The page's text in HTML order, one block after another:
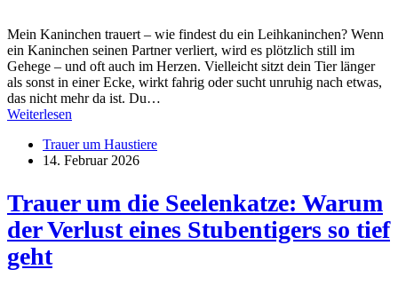
Mein Kaninchen trauert – wie findest du ein Leihkaninchen? Wenn
ein Kaninchen seinen Partner verliert, wird es plötzlich still im
Gehege – und oft auch im Herzen. Vielleicht sitzt dein Tier länger
als sonst in einer Ecke, wirkt fahrig oder sucht unruhig nach etwas,
das nicht mehr da ist. Du…
Weiterlesen
Trauer um Haustiere
14. Februar 2026
Trauer um die Seelenkatze: Warum
der Verlust eines Stubentigers so tief
geht